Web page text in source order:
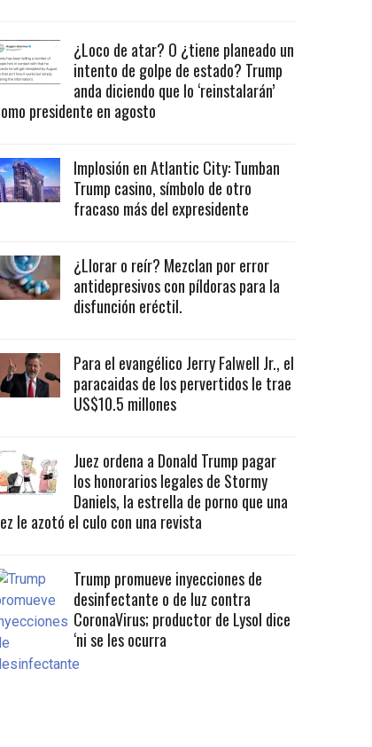
¿Loco de atar? O ¿tiene planeado un
intento de golpe de estado? Trump
anda diciendo que lo ‘reinstalarán’
presidente en agosto
Implosión en Atlantic City: Tumban
Trump casino, símbolo de otro
fracaso más del expresidente
¿Llorar o reír? Mezclan por error
antidepresivos con píldoras para la
disfunción eréctil.
Para el evangélico Jerry Falwell Jr., el
paracaidas de los pervertidos le trae
US$10.5 millones
Juez ordena a Donald Trump pagar
los honorarios legales de Stormy
Daniels, la estrella de porno que una
le azotó el culo con una revista
Trump promueve inyecciones de
desinfectante o de luz contra
CoronaVirus; productor de Lysol dice
‘ni se les ocurra